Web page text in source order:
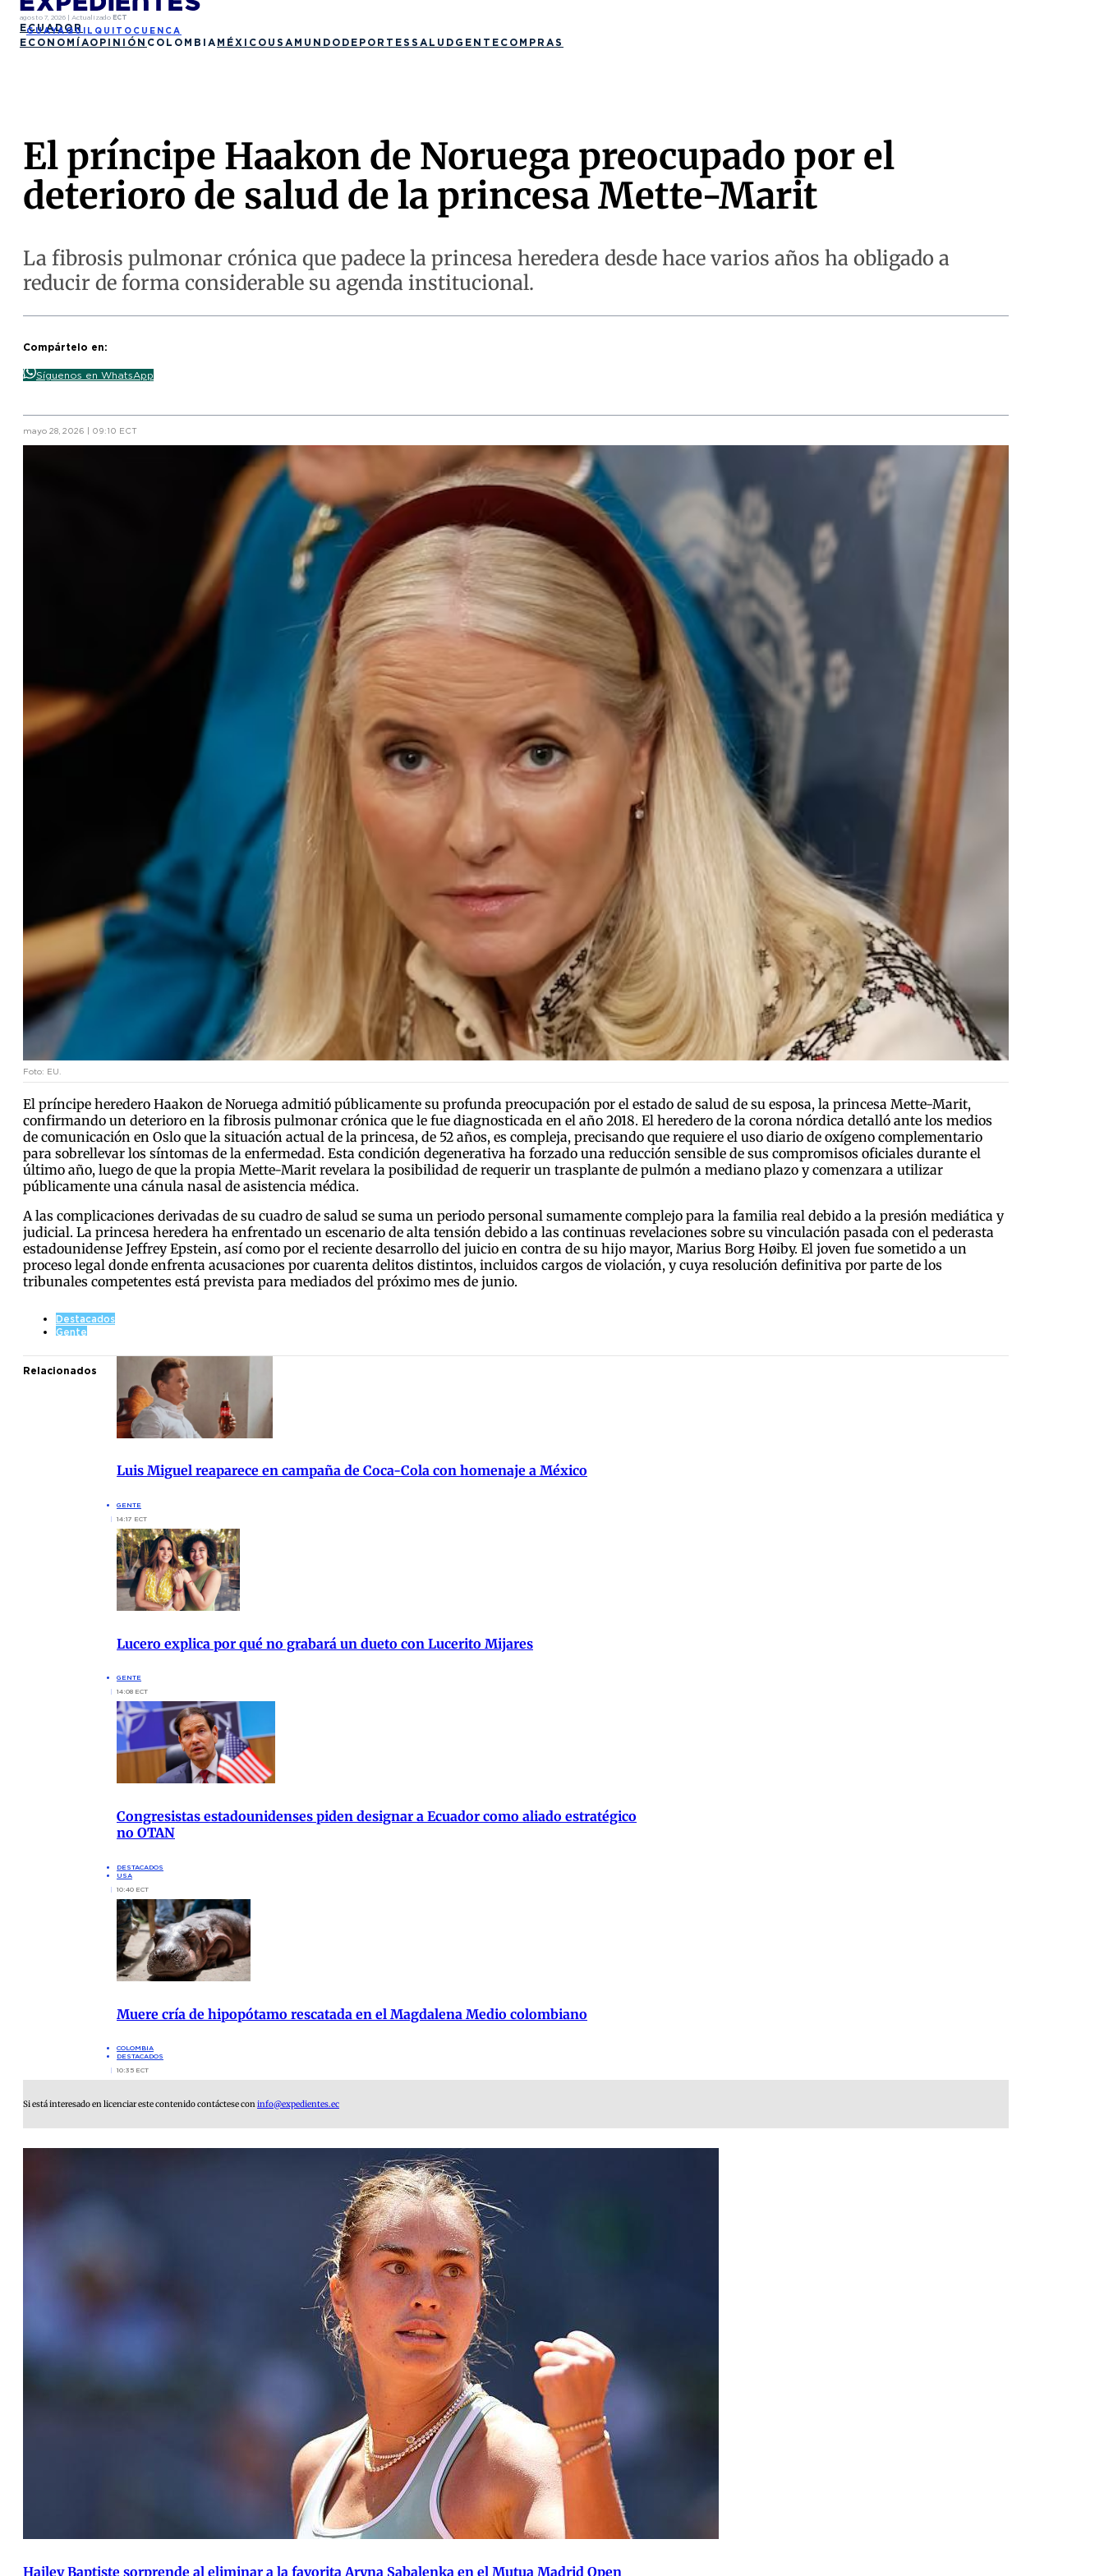
agosto 7, 2026 | Actualizado ECT
ECUADOR
GUAYAQUIL QUITO CUENCA
ECONOMÍAOPINIÓN COLOMBIA MÉXICO USA MUNDO DEPORTES SALUD GENTE COMPRAS
El príncipe Haakon de Noruega preocupado por el
deterioro de salud de la princesa Mette-Marit
La fibrosis pulmonar crónica que padece la princesa heredera desde hace varios años ha obligado a
reducir de forma considerable su agenda institucional.
Compártelo en:
Síguenos en WhatsApp
mayo 28, 2026 | 09:10 ECT
Foto: EU.
El príncipe heredero Haakon de Noruega admitió públicamente su profunda preocupación por el estado de salud de su esposa, la princesa Mette-Marit,
confirmando un deterioro en la fibrosis pulmonar crónica que le fue diagnosticada en el año 2018. El heredero de la corona nórdica detalló ante los medios
de comunicación en Oslo que la situación actual de la princesa, de 52 años, es compleja, precisando que requiere el uso diario de oxígeno complementario
para sobrellevar los síntomas de la enfermedad. Esta condición degenerativa ha forzado una reducción sensible de sus compromisos oficiales durante el
último año, luego de que la propia Mette-Marit revelara la posibilidad de requerir un trasplante de pulmón a mediano plazo y comenzara a utilizar
públicamente una cánula nasal de asistencia médica.
A las complicaciones derivadas de su cuadro de salud se suma un periodo personal sumamente complejo para la familia real debido a la presión mediática y
judicial. La princesa heredera ha enfrentado un escenario de alta tensión debido a las continuas revelaciones sobre su vinculación pasada con el pederasta
estadounidense Jeffrey Epstein, así como por el reciente desarrollo del juicio en contra de su hijo mayor, Marius Borg Høiby. El joven fue sometido a un
proceso legal donde enfrenta acusaciones por cuarenta delitos distintos, incluidos cargos de violación, y cuya resolución definitiva por parte de los
tribunales competentes está prevista para mediados del próximo mes de junio.
Destacados
Gente
Relacionados
Luis Miguel reaparece en campaña de Coca-Cola con homenaje a México
GENTE
14:17 ECT
Lucero explica por qué no grabará un dueto con Lucerito Mijares
GENTE
14:08 ECT
Congresistas estadounidenses piden designar a Ecuador como aliado estratégico
no OTAN
DESTACADOS
USA
10:40 ECT
Muere cría de hipopótamo rescatada en el Magdalena Medio colombiano
COLOMBIA
DESTACADOS
10:35 ECT
Si está interesado en licenciar este contenido contáctese con info@expedientes.ec
Hailey Baptiste sorprende al eliminar a la favorita Aryna Sabalenka en el Mutua Madrid Open